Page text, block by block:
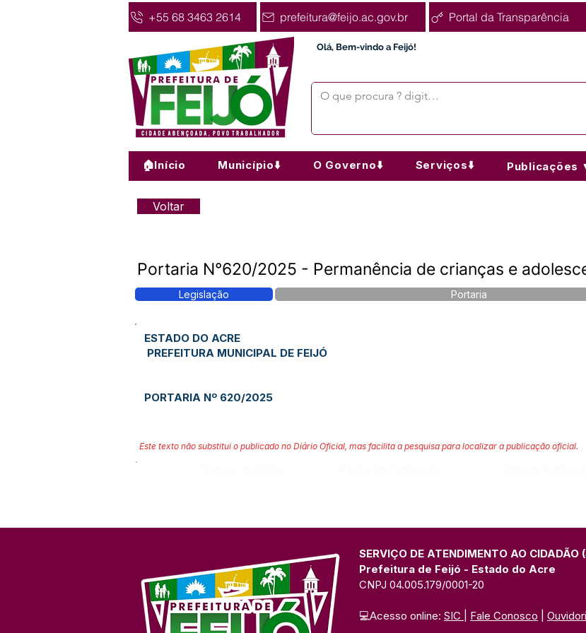
+55 68 3463 2614 prefeitura@feijo.ac.gov.br Portal da Transparência
Olá, Bem-vindo a Feijó!
🏠Início Município⬇️ O Governo⬇️ Serviços⬇️ Publicações
Voltar
Portaria N°620/2025 - Permanência de crianças e
Legislação Portaria
ESTADO DO ACRE
PREFEITURA MUNICIPAL DE FEIJÓ
PORTARIA Nº 620/2025
Este texto não substitui o publicado no Diário Oficial, mas facilita a pesquisa para localizar a publicação oficial.
SERVIÇO DE ATENDIMENTO AO CIDADÃO
Prefeitura de Feijó - Estado do Acre
CNPJ 04.005.179/0001-20
💻Acesso online: SIC Fale Conosco